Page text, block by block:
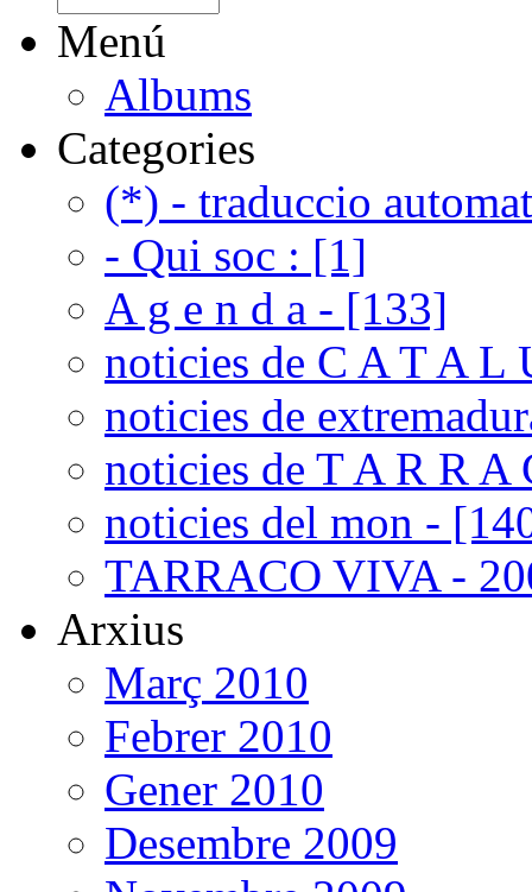
Menú
Albums
Categories
(*) - traduccio
- Qui soc : [1]
A g e n d a - [133]
noticies de C A T A L
noticies de
noticies de T A R R A
noticies del mon -
TARRACO VIVA -
Arxius
Març 2010
Febrer 2010
Gener 2010
Desembre 2009